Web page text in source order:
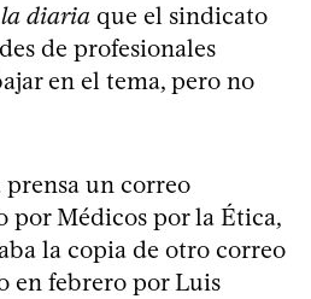
la diaria que el sindicato
de profesionales
en el tema, pero no
prensa un correo
Médicos por la Ética,
la copia de otro correo
en febrero por Luis